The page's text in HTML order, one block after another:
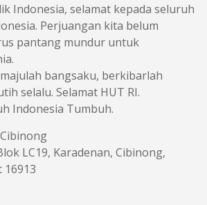
Indonesia, selamat kepada seluruh
Perjuangan kita belum
pantang mundur untuk
bangsaku, berkibarlah
selalu. Selamat HUT RI.
Indonesia Tumbuh.
LC19, Karadenan, Cibinong,
16913